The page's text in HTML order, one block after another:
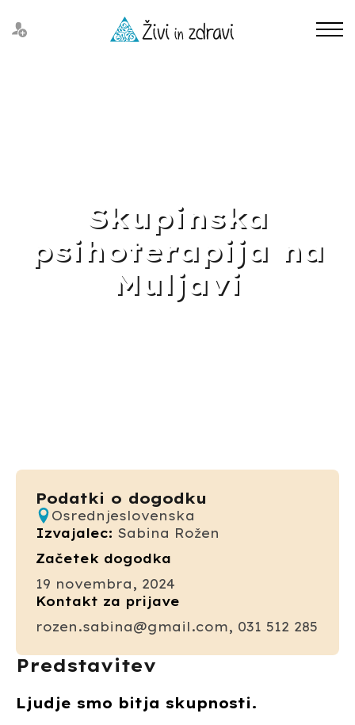
Skupinska
psihoterapija na
Muljavi
Predstavitev
Ljudje smo bitja skupnosti.
Podatki o dogodku
Osrednjeslovenska
Izvajalec: Sabina Rožen
Začetek dogodka
19 novembra, 2024
Kontakt za prijave
rozen.sabina@gmail.com, 031 512 285